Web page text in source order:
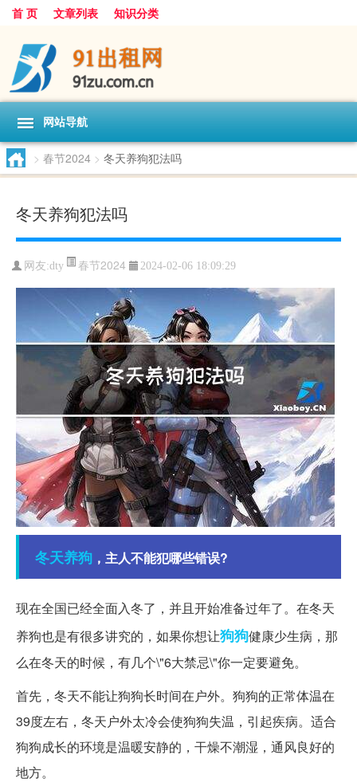
首 页 文章列表 知识分类
网站导航
> 春节2024 > 冬天养狗犯法吗
冬天养狗犯法吗
网友:dty 春节2024 2024-02-06 18:09:29
冬天养狗 ，主人不能犯哪些错误?
现在全国已经全面入冬了，并且开始准备过年了。在冬天
养狗也是有很多讲究的，如果你想让狗狗健康少生病，那
么在冬天的时候，有几个\"6大禁忌\"你一定要避免。
首先，冬天不能让狗狗长时间在户外。狗狗的正常体温在
39度左右，冬天户外太冷会使狗狗失温，引起疾病。适合
狗狗成长的环境是温暖安静的，干燥不潮湿，通风良好的
地方。